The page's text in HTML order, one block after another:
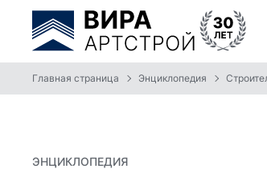
Главная страница Энциклопедия
ЭНЦИКЛОПЕДИЯ